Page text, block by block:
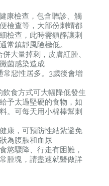
康檢查，包含聽診、觸
檢查等，大部份刺蝟都
檢查，此時需鎮靜讓刺
常鎮靜風險極低。
大量掉刺，皮膚紅腫、
菌感染造成
常惡性居多。3歲後會增
飲食方式可大幅降低發生
予太過堅硬的食物，如
。可每天用小棉棒幫刺
康，可預防性結紮避免
為腹脹和血尿
慾驟降、行走有困難，
腫塊，請盡速就醫做詳